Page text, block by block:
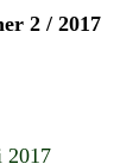
2 / 2017
2017